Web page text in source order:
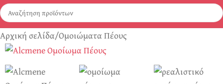
Αρχική σελίδα/Ομοιώματα Πέους